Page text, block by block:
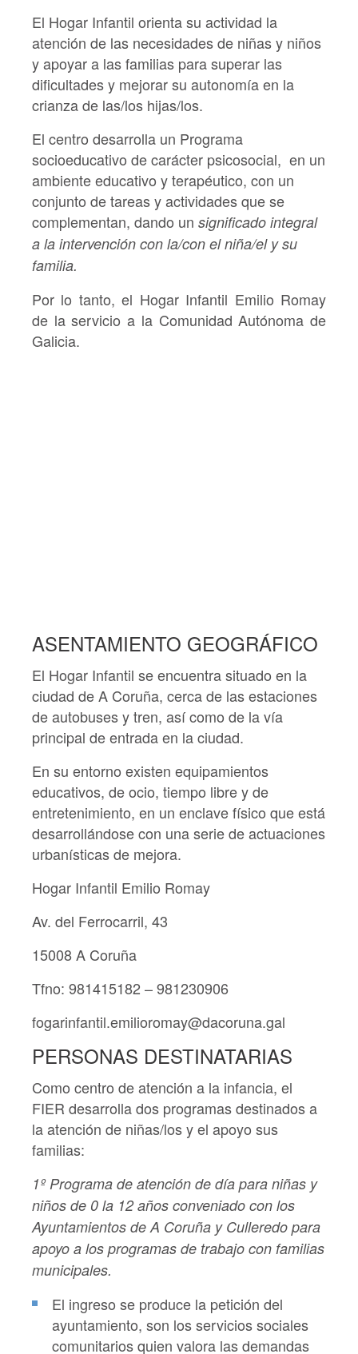
El Hogar Infantil orienta su actividad la
atención de las necesidades de niñas y niños
y apoyar a las familias para superar las
dificultades y mejorar su autonomía en la
crianza de las/los hijas/los.
El centro desarrolla un Programa
socioeducativo de carácter psicosocial, en un
ambiente educativo y terapéutico, con un
conjunto de tareas y actividades que se
complementan, dando un significado integral
a la intervención con la/con el niña/el y su
familia.
Por lo tanto, el Hogar Infantil Emilio Romay
de la servicio a la Comunidad Autónoma de
Galicia.
ASENTAMIENTO GEOGRÁFICO
El Hogar Infantil se encuentra situado en la
ciudad de A Coruña, cerca de las estaciones
de autobuses y tren, así como de la vía
principal de entrada en la ciudad.
En su entorno existen equipamientos
educativos, de ocio, tiempo libre y de
entretenimiento, en un enclave físico que está
desarrollándose con una serie de actuaciones
urbanísticas de mejora.
Hogar Infantil Emilio Romay
Av. del Ferrocarril, 43
15008 A Coruña
Tfno: 981415182 – 981230906
fogarinfantil.emilioromay@dacoruna.gal
PERSONAS DESTINATARIAS
Como centro de atención a la infancia, el
FIER desarrolla dos programas destinados a
la atención de niñas/los y el apoyo sus
familias:
1º Programa de atención de día para niñas y
niños de 0 la 12 años conveniado con los
Ayuntamientos de A Coruña y Culleredo para
apoyo a los programas de trabajo con familias
municipales.
El ingreso se produce la petición del
ayuntamiento, son los servicios sociales
comunitarios quien valora las demandas